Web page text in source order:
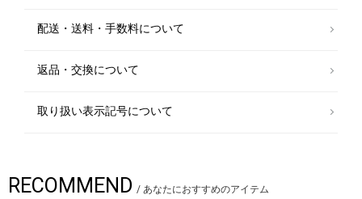
配送・送料・手数料について
返品・交換について
取り扱い表示記号について
RECOMMEND / あなたにおすすめのアイテム